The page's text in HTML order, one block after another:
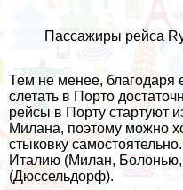
Пассажиры рейса
Тем не менее, благодаря
слетать в Порто
рейсы в Порту стартуют
Милана, поэтому можно
стыковку
Италию (Милан,
(Дюссельдорф).